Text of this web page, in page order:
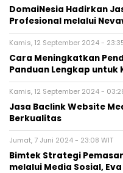
DomaiNesia Hadirkan
Profesional melalui
Kamis, 12 September 2024 -
Cara Meningkatkan
Panduan Lengkap
Kamis, 12 September 2024 -
Jasa Baclink Website
Berkualitas
Jumat, 7 Juni 2024 - 23:08 WIT
Bimtek Strategi
melalui Media Sosial,